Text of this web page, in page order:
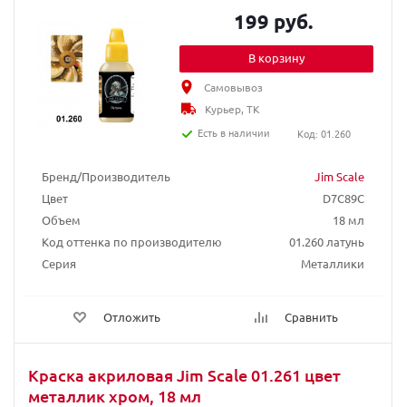
Бренд/Производитель
Jim Scale
Цвет
D7C89C
Объем
18 мл
Код оттенка по производителю
01.260 латунь
Серия
Металлики
Отложить Сравнить
199 руб.
В корзину
Самовывоз
Курьер, ТК
Есть в наличии
Код: 01.260
Краска акриловая Jim Scale 01.261 цвет
металлик хром, 18 мл